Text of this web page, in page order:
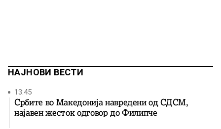
НАЈНОВИ ВЕСТИ
13:45
Србите во Македонија навредени од СДСМ,
најавен жесток одговор до Филипче